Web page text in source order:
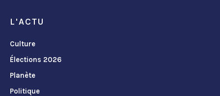
L'ACTU
Culture
Élections 2026
Planète
Politique